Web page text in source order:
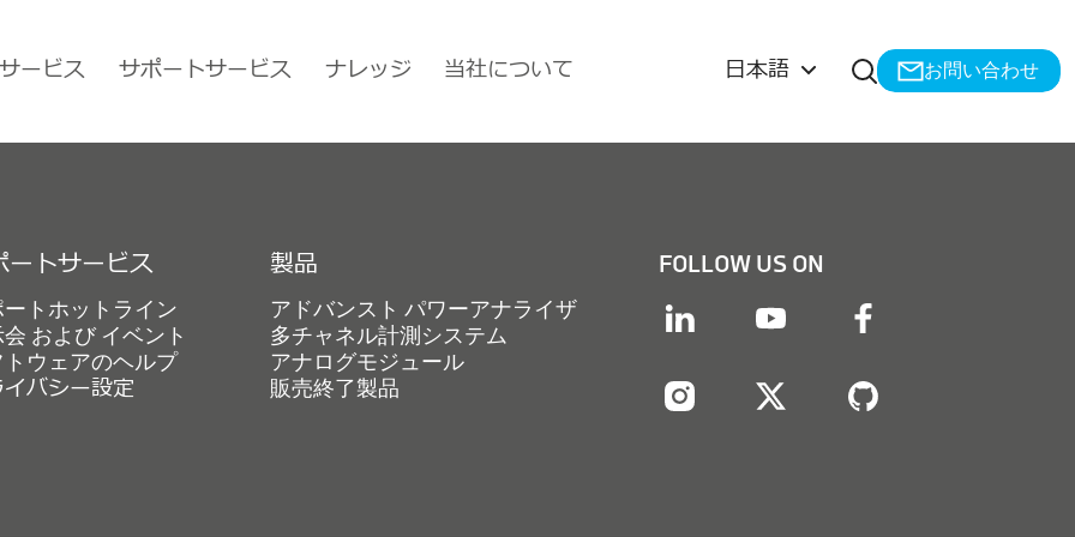
ービス サポートサービス ナレッジ 当社について 日本語 検索を開くお問い合わせ
ートサービス
ートホットライン
および イベント
トウェアのヘルプ
イバシー設定
製品
アドバンスト パワーアナライザ
多チャネル計測システム
アナログモジュール
販売終了製品
FOLLOW US ON
linkedin youtube facebook
instagram twitter twitter